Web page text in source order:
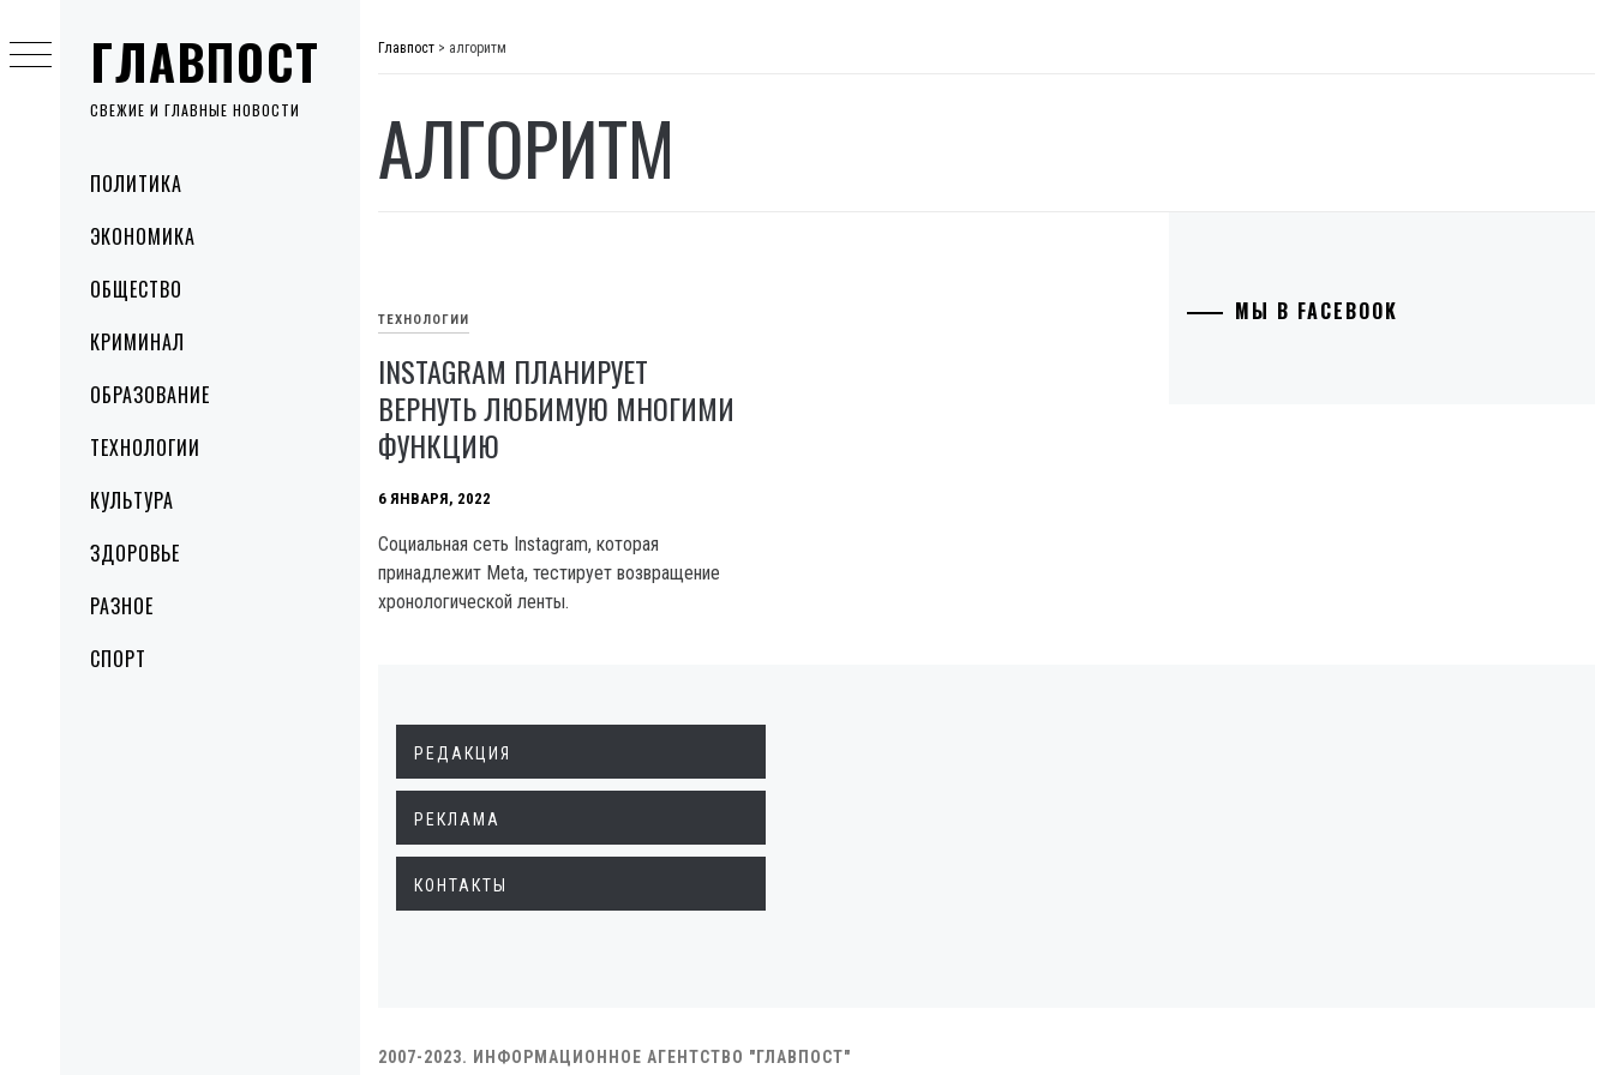
ГЛАВПОСТ
СВЕЖИЕ И ГЛАВНЫЕ НОВОСТИ
MenuПОЛИТИКА
ЭКОНОМИКА
ОБЩЕСТВО
КРИМИНАЛ
ОБРАЗОВАНИЕ
ТЕХНОЛОГИИ
КУЛЬТУРА
ЗДОРОВЬЕ
РАЗНОЕ
СПОРТ
to
content
Главпост > алгоритм
АЛГОРИТМ
ТЕХНОЛОГИИ
INSTAGRAM ПЛАНИРУЕТ
ВЕРНУТЬ ЛЮБИМУЮ МНОГИМИ
ФУНКЦИЮ
6 ЯНВАРЯ, 2022
Социальная сеть Instagram, которая
принадлежит Meta, тестирует возвращение
хронологической ленты.
МЫ В FACEBOOK
РЕДАКЦИЯ
РЕКЛАМА
КОНТАКТЫ
2007-2023. ИНФОРМАЦИОННОЕ АГЕНТСТВО "ГЛАВПОСТ"